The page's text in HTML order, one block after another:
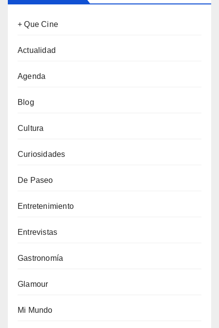
+ Que Cine
Actualidad
Agenda
Blog
Cultura
Curiosidades
De Paseo
Entretenimiento
Entrevistas
Gastronomía
Glamour
Mi Mundo